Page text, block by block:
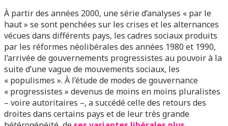
À partir des années 2000, une série d’analyses « par le
haut » se sont penchées sur les crises et les alternances
vécues dans différents pays, les cadres sociaux produits
par les réformes néolibérales des années 1980 et 1990,
l’arrivée de gouvernements progressistes au pouvoir à la
suite d’une vague de mouvements sociaux, les
« populismes ». À l’étude de modes de gouvernance
« progressistes » devenus de moins en moins pluralistes
– voire autoritaires –, a succédé celle des retours des
droites dans certains pays et de leur très grande